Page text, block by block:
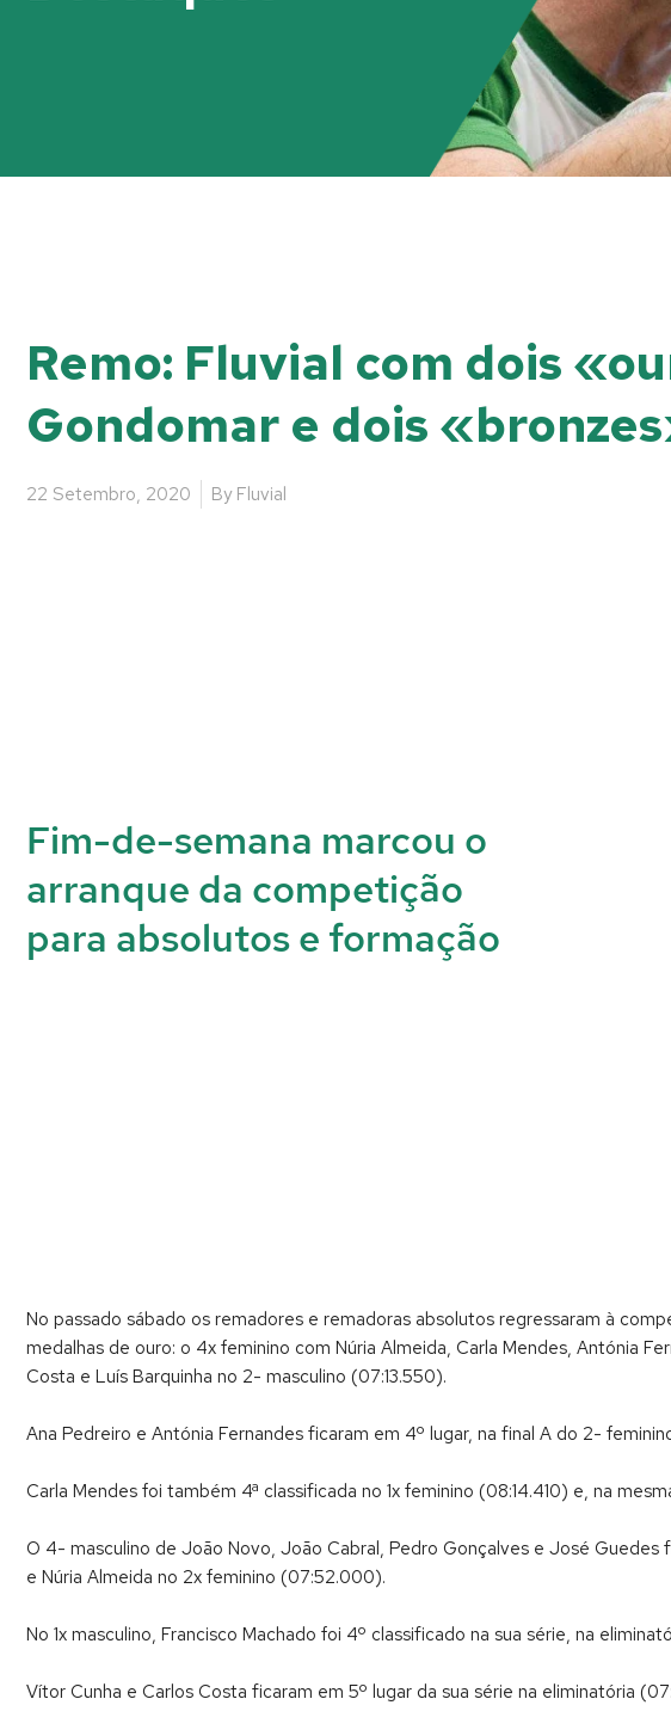
Remo: Fluvial com dois
Gondomar e dois
22 Setembro, 2020 By Fluvial
Fim-de-semana marcou o
arranque da competição
para absolutos e formação
No passado sábado os remadores e remadoras absolutos regressaram à
medalhas de ouro: o 4x feminino com Núria Almeida, Carla Mendes, Antónia
Costa e Luís Barquinha no 2- masculino (07:13.550).
Ana Pedreiro e Antónia Fernandes ficaram em 4º lugar, na final A do 2-
Carla Mendes foi também 4ª classificada no 1x feminino (08:14.410) e, na
O 4- masculino de João Novo, João Cabral, Pedro Gonçalves e José
e Núria Almeida no 2x feminino (07:52.000).
No 1x masculino, Francisco Machado foi 4º classificado na sua série, na
Vítor Cunha e Carlos Costa ficaram em 5º lugar da sua série na eliminatória